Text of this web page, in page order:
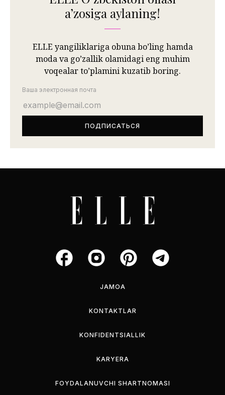
aʼzosiga aylaning!
ELLE yangiliklariga obuna bo’ling hamda
moda va go’zallik olamidagi eng muhim
voqealar to’plamini kuzatib boring.
Ваша электронная почта
JAMOA
KONTAKTLAR
KONFIDENTSIALLIK
KARYERA
FOYDALANUVCHI SHARTNOMASI